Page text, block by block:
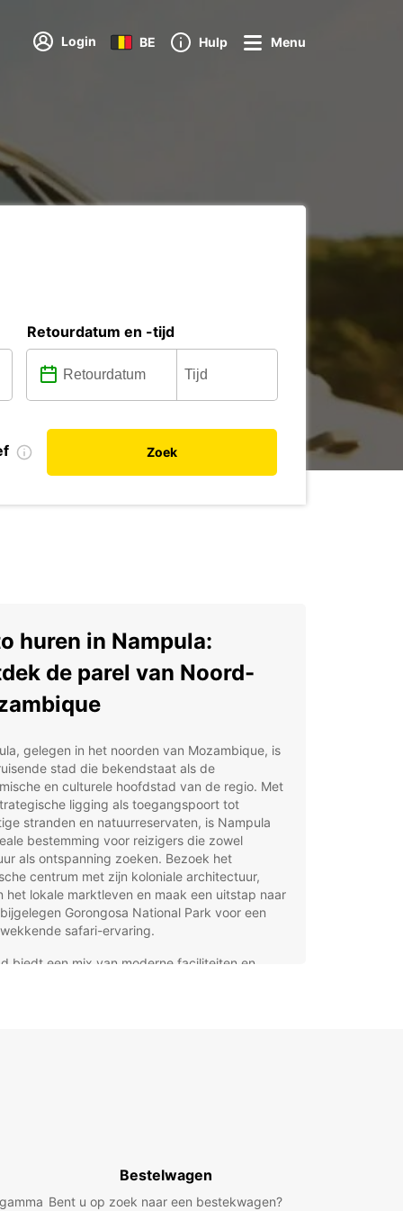
Login BE Hulp Menu
Retourdatum en -tijd
Zoek
huren in Nampula:
de parel van Noord-
gelegen in het noorden van Mozambique, is
stad die bekendstaat als de
en culturele hoofdstad van de regio. Met
ligging als toegangspoort tot
stranden en natuurreservaten, is Nampula
bestemming voor reizigers die zowel
als ontspanning zoeken. Bezoek het
centrum met zijn koloniale architectuur,
het lokale marktleven en maak een uitstap naar
Gorongosa National Park voor een
safari-ervaring.
biedt een mix van moderne faciliteiten en
kunt u moeiteloos een auto huren in
zodat u de regio op uw eigen tempo kunt
Wij bieden een breed scala aan voertuigen
Bestelwagen
Bent u op zoek naar een bestekwagen?